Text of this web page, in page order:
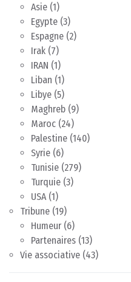
Asie (1)
Egypte (3)
Espagne (2)
Irak (7)
IRAN (1)
Liban (1)
Libye (5)
Maghreb (9)
Maroc (24)
Palestine (140)
Syrie (6)
Tunisie (279)
Turquie (3)
USA(1)
Tribune (19)
Humeur (6)
Partenaires (13)
Vie associative (43)